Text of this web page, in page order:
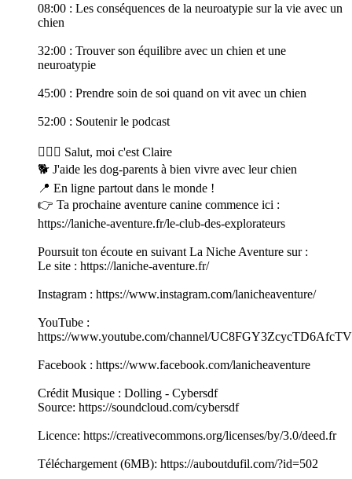
08:00 : Les conséquences de la neuroatypie sur la vie avec un
chien
32:00 : Trouver son équilibre avec un chien et une
neuroatypie
45:00 : Prendre soin de soi quand on vit avec un chien
52:00 : Soutenir le podcast
🙋🏻‍♀️ Salut, moi c'est Claire
🐕 J'aide les dog-parents à bien vivre avec leur chien
📍 En ligne partout dans le monde !
👉 Ta prochaine aventure canine commence ici :
https://laniche-aventure.fr/le-club-des-explorateurs
Poursuit ton écoute en suivant La Niche Aventure sur :
Le site : https://laniche-aventure.fr/
Instagram : https://www.instagram.com/lanicheaventure/
YouTube :
https://www.youtube.com/channel/
Facebook : https://www.facebook.com/lanicheaventure
Crédit Musique : Dolling - Cybersdf
Source: https://soundcloud.com/cybersdf
Licence: https://creativecommons.org/licenses/by/3.0/deed.fr
Téléchargement (6MB): https://auboutdufil.com/?id=502